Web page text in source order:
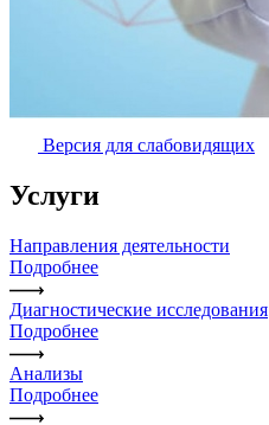
Версия для слабовидящих
Услуги
Направления деятельности
Подробнее
Диагностические исследования
Подробнее
Анализы
Подробнее